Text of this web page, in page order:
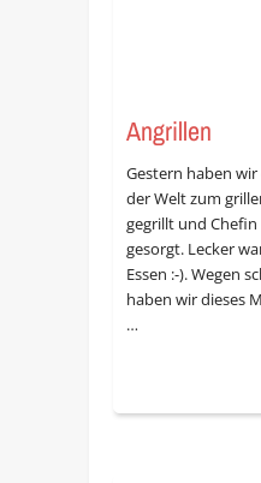
Angrillen
Gestern haben
der Welt zum
gegrillt und
gesorgt. Lecker
Essen :-). Wegen
haben wir dieses
…